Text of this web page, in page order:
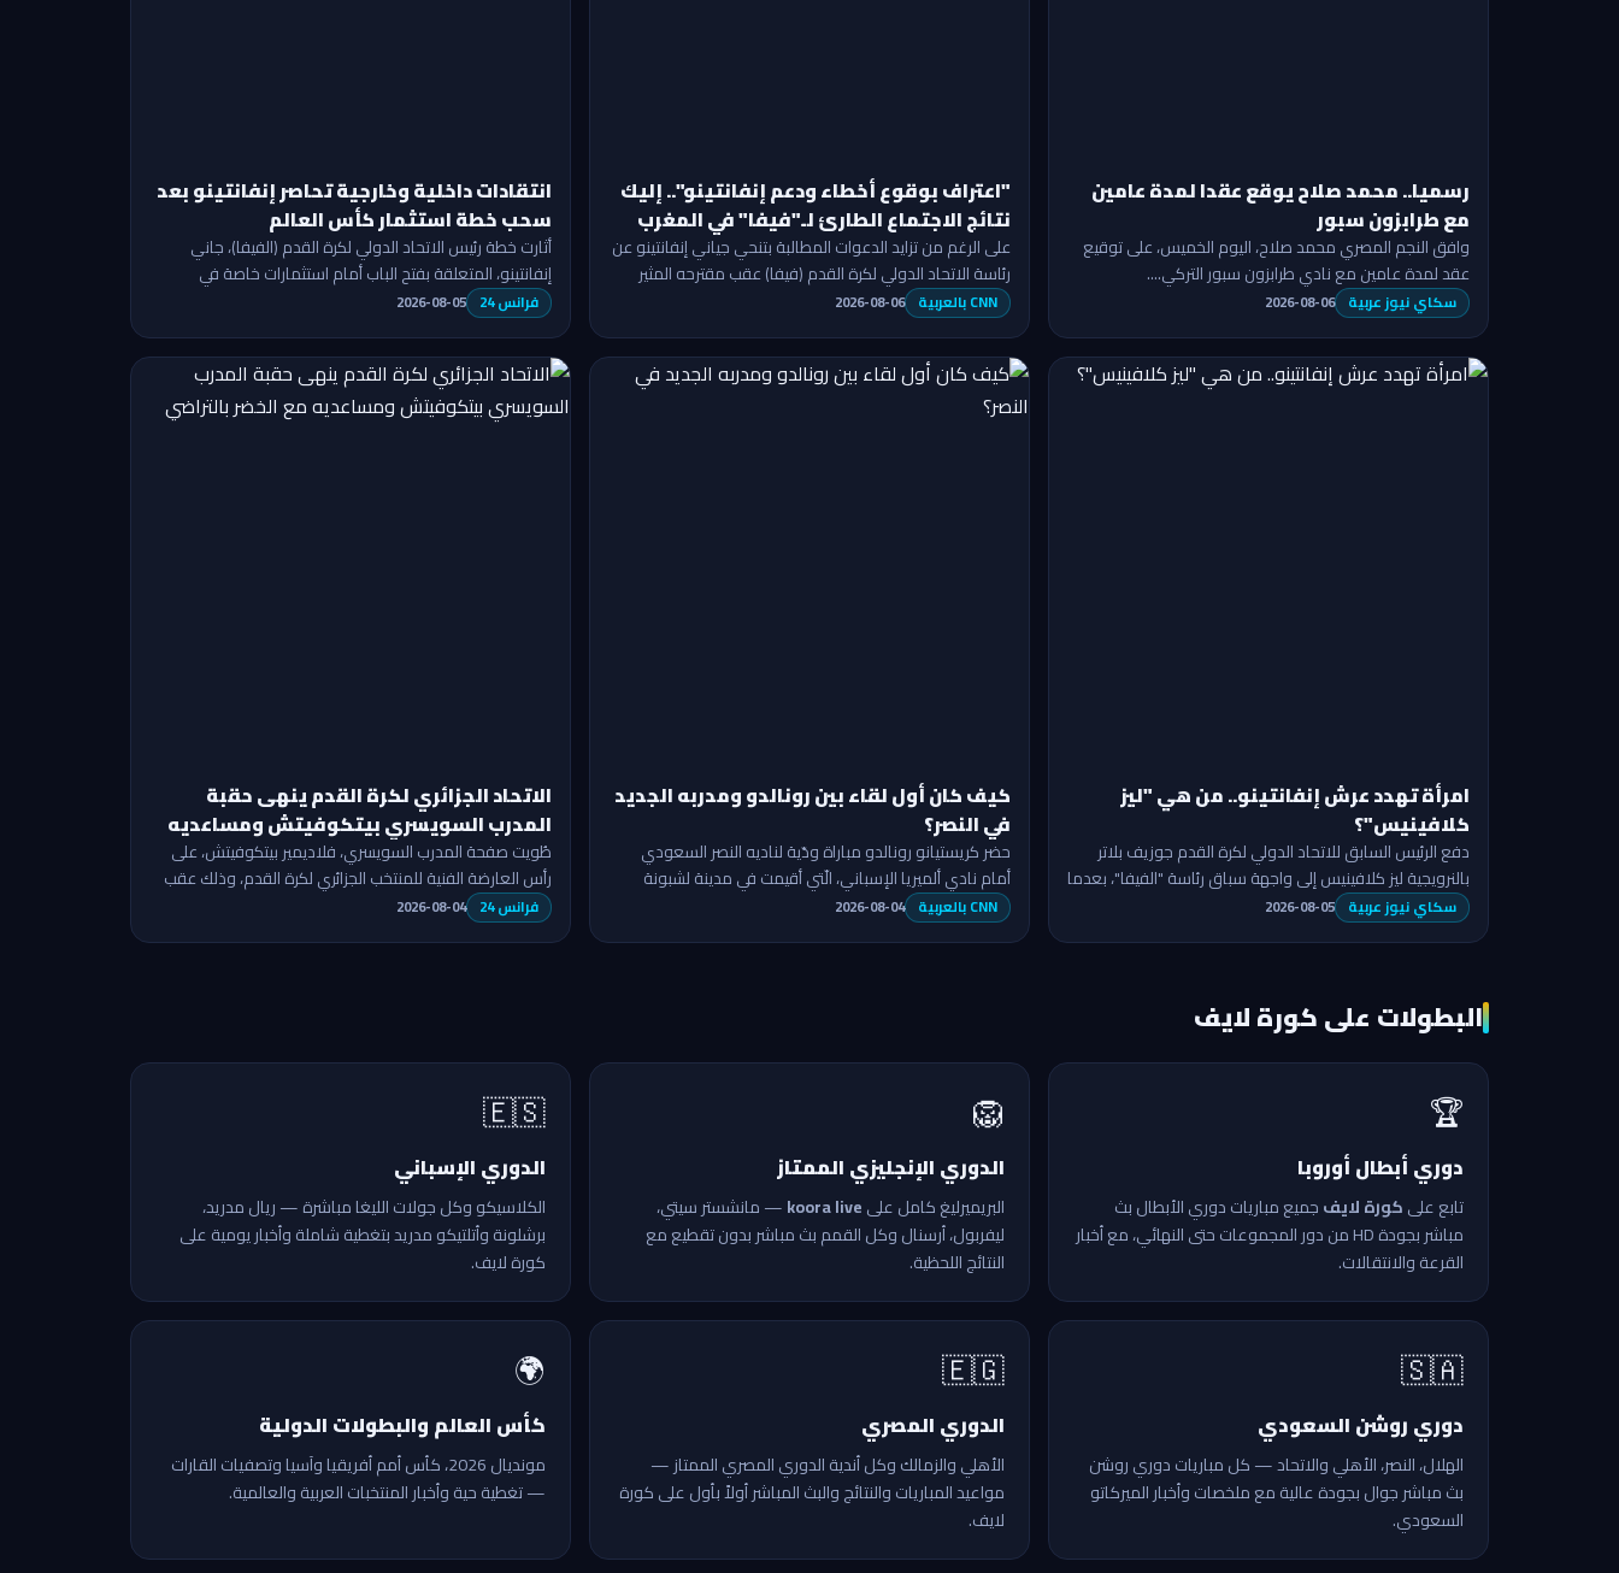
رسميا.. محمد صلاح يوقع عقدا لمدة عامين
مع طرابزون سبور
وافق النجم المصري محمد صلاح، اليوم الخميس، على توقيع
عقد لمدة عامين مع نادي طرابزون سبور التركي.…
سكاي نيوز عربية 2026-08-06
"اعتراف بوقوع أخطاء ودعم إنفانتينو".. إليك
نتائج الاجتماع الطارئ لـ"فيفا" في المغرب
على الرغم من تزايد الدعوات المطالبة بتنحي جياني إنفانتينو عن
رئاسة الاتحاد الدولي لكرة القدم (فيفا) عقب مقترحه المثير
للجدل ببيع الحقوق التج…
CNN بالعربية 2026-08-06
انتقادات داخلية وخارجية تحاصر إنفانتينو بعد
سحب خطة استثمار كأس العالم
أثارت خطة رئيس الاتحاد الدولي لكرة القدم (الفيفا)، جاني
إنفانتينو، المتعلقة بفتح الباب أمام استثمارات خاصة في
بطولات الفيفا أزمة واسعة داخل …
فرانس 24 2026-08-05
امرأة تهدد عرش إنفانتينو.. من هي "ليز
كلافينيس"؟
دفع الرئيس السابق للاتحاد الدولي لكرة القدم جوزيف بلاتر
بالنرويجية ليز كلافينيس إلى واجهة سباق رئاسة "الفيفا"، بعدما
طرح اسمها لخلافة جياني …
سكاي نيوز عربية 2026-08-05
كيف كان أول لقاء بين رونالدو ومدربه الجديد
في النصر؟
حضر كريستيانو رونالدو مباراة ودّية لناديه النصر السعودي
أمام نادي ألميريا الإسباني، الّتي أقيمت في مدينة لشبونة
البرتغالية، الثلاثاء.…
CNN بالعربية 2026-08-04
الاتحاد الجزائري لكرة القدم ينهى حقبة
المدرب السويسري بيتكوفيتش ومساعديه
مع الخضر بالتراضي
طُويت صفحة المدرب السويسري، فلاديمير بيتكوفيتش، على
رأس العارضة الفنية للمنتخب الجزائري لكرة القدم، وذلك عقب
توصل الاتحاد الجزائري ("الفاف")…
فرانس 24 2026-08-04
البطولات على كورة لايف
🏆
دوري أبطال أوروبا
تابع علىكورة لايفجميع مباريات دوري الأبطال بث
مباشر بجودة HD من دور المجموعات حتى النهائي، مع أخبار
القرعة والانتقالات.
🦁
الدوري الإنجليزي الممتاز
البريميرليغ كامل علىkoora live— مانشستر سيتي،
ليفربول، أرسنال وكل القمم بث مباشر بدون تقطيع مع
النتائج اللحظية.
🇪🇸
الدوري الإسباني
الكلاسيكو وكل جولات الليغا مباشرة — ريال مدريد،
برشلونة وأتلتيكو مدريد بتغطية شاملة وأخبار يومية على
كورة لايف.
🇸🇦
دوري روشن السعودي
الهلال، النصر، الأهلي والاتحاد — كل مباريات دوري روشن
بث مباشر جوال بجودة عالية مع ملخصات وأخبار الميركاتو
السعودي.
🇪🇬
الدوري المصري
الأهلي والزمالك وكل أندية الدوري المصري الممتاز —
مواعيد المباريات والنتائج والبث المباشر أولاً بأول على كورة
لايف.
🌍
كأس العالم والبطولات الدولية
مونديال 2026، كأس أمم أفريقيا وآسيا وتصفيات القارات
— تغطية حية وأخبار المنتخبات العربية والعالمية.